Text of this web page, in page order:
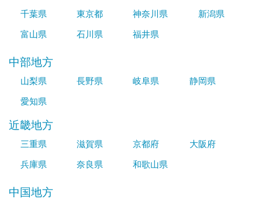
千葉県
東京都 神奈川県
新潟県
富山県
石川県 福井県
中部地方
山梨県 長野県 岐阜県
静岡県
愛知県
近畿地方
三重県 滋賀県 京都府
大阪府
兵庫県
奈良県 和歌山県
中国地方